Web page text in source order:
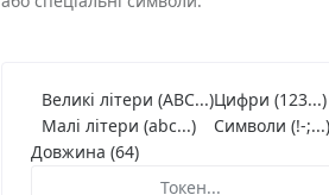
Великі літери (ABC...)
Малі літери (abc...)
Цифри (123...)
Символи (!-
Довжина (64)